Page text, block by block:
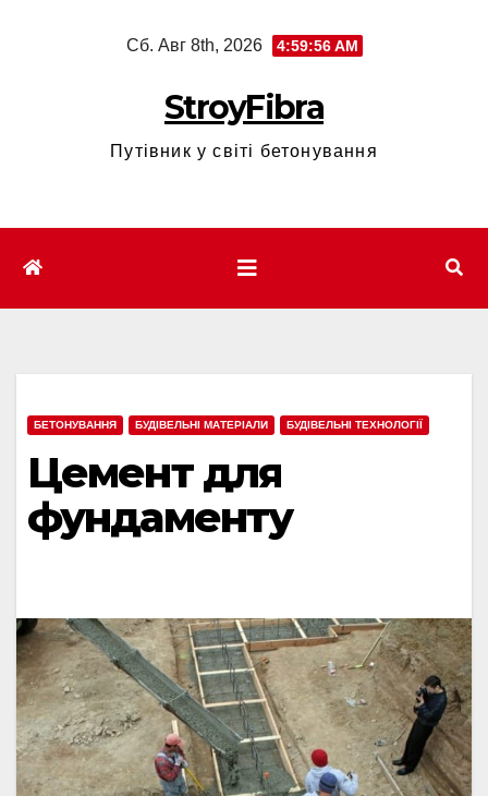
Сб. Авг 8th, 2026 4:59:57 AM
StroyFibra
Путівник у світі бетонування
БЕТОНУВАННЯ БУДІВЕЛЬНІ МАТЕРІАЛИ БУДІВЕЛЬНІ ТЕХНОЛОГІЇ
Цемент для
фундаменту